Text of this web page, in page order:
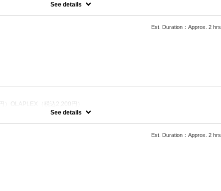
を頂戴いたします。
カラーをご希望の場合、最終受付時間が異なりますので、別メニューをお選び
See details
Est. Duration：Approx. 2 hrs
）OLAPLEX（税込2,200円）
を軽減させ、髪にツヤ、はりを与えます。
カラーをご希望の場合、最終受付時間が異なりますので、別メニューをお選び
See details
Est. Duration：Approx. 2 hrs